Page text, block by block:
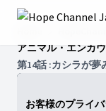
アニマル・エンカ
第14話 :カシラが
お客様のプライ